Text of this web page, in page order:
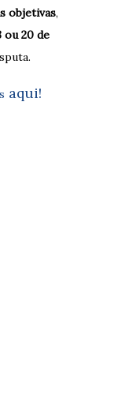
objetivas,
ou 20 de
aqui!